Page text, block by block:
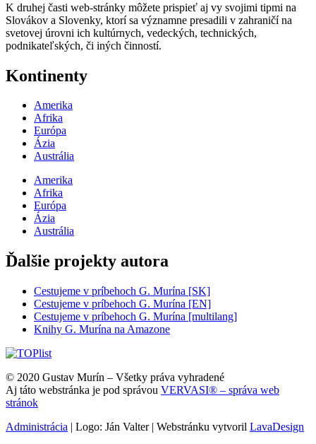
K druhej časti web-stránky môžete prispieť aj vy svojimi tipmi na
Slovákov a Slovenky, ktorí sa významne presadili v zahraničí na
svetovej úrovni ich kultúrnych, vedeckých, technických,
podnikateľských, či iných činností.
Kontinenty
Amerika
Afrika
Európa
Ázia
Austrália
Amerika
Afrika
Európa
Ázia
Austrália
Ďalšie projekty autora
Cestujeme v príbehoch G. Murína [SK]
Cestujeme v príbehoch G. Murína [EN]
Cestujeme v príbehoch G. Murína [multilang]
Knihy G. Murína na Amazone
© 2020 Gustav Murín – Všetky práva vyhradené
Aj táto webstránka je pod správou VERVASI® – správa web
stránok
Administrácia | Logo: Ján Valter | Webstránku vytvoril LavaDesign